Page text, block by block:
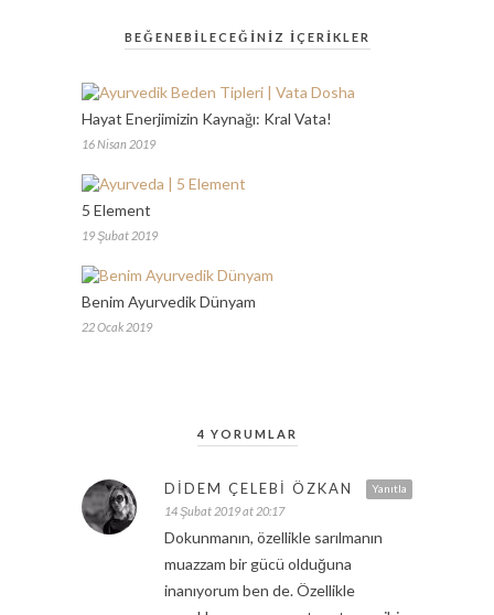
BEĞENEBİLECEĞİNİZ İÇERİKLER
Hayat Enerjimizin Kaynağı: Kral Vata!
16 Nisan 2019
5 Element
19 Şubat 2019
Benim Ayurvedik Dünyam
22 Ocak 2019
4 YORUMLAR
Yanıtla
DIDEM ÇELEBI ÖZKAN
14 Şubat 2019 at 20:17
Dokunmanın, özellikle sarılmanın
muazzam bir gücü olduğuna
inanıyorum ben de. Özellikle